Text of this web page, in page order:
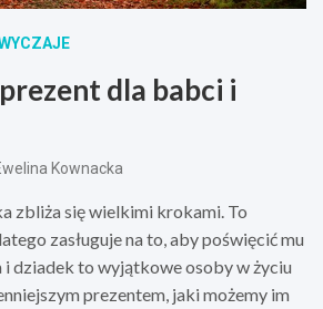
dla babci i
Kownacka
zbliża się wielkimi krokami. To
zasługuje na to, aby poświęcić mu
i dziadek to wyjątkowe osoby w życiu
prezentem, jaki możemy im